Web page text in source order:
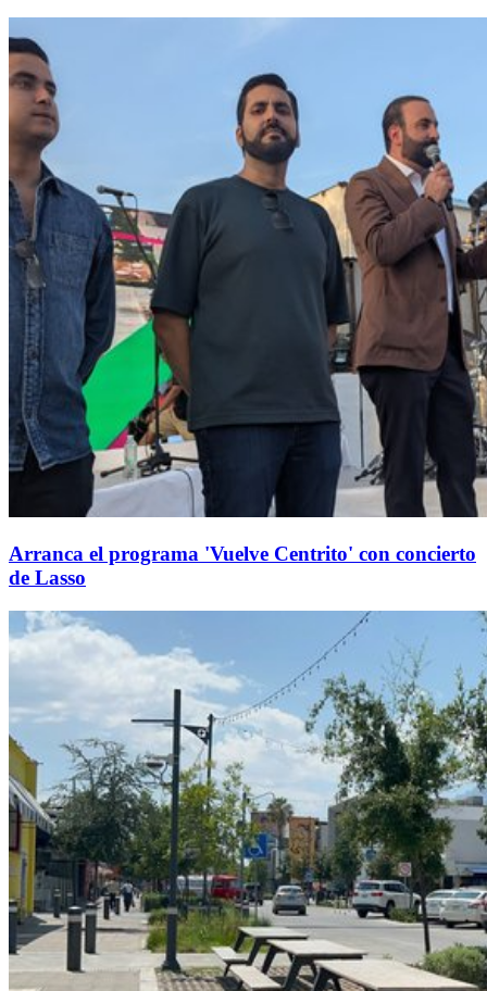
Arranca el programa 'Vuelve Centrito' con concierto
de Lasso